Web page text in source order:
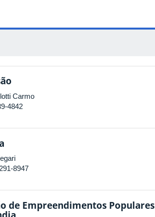
Carmo
4842
8947
de Empreendimentos Populares